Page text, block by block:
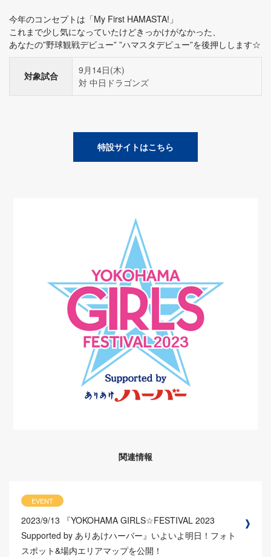
今年のコンセプトは「My First HAMASTA!」
これまで少し気になっていたけどきっかけがなかった、
あなたの”野球観戦デビュー” ”ハマスタデビュー”を後押しします☆
対象試合
9月14日(木)
対 中日ドラゴンズ
特設サイトはこちら
関連情報
EVENT
2023/9/13
『YOKOHAMA GIRLS☆FESTIVAL 2023
Supported by ありあけハーバー』いよいよ明日！フォト
スポット&場内エリアマップを公開！